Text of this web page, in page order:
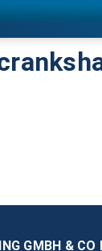
GMBH & CO